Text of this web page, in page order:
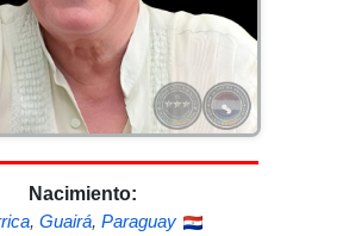
Nacimiento:
, Guairá, Paraguay